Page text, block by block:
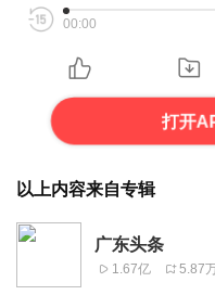
00:00
打开
以上内容来自专辑
广东头条
1.67亿 5.87